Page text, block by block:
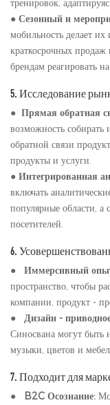
тренировок,
● Сезонный и
мобильность делает
краткосрочных продаж
брендам реагировать
5. Исследование
● Прямая обратная
возможность
обратной связи
продукты и услуги.
● Интегрированная
включать
популярные области, а
посетителей.
6.
●
Иммерсивный
пространство, чтобы
компании, продукт -
●
Дизайн -
Синосвана могут быть
музыки, цветов и
7. Подходит для
●
B2C Осознание: